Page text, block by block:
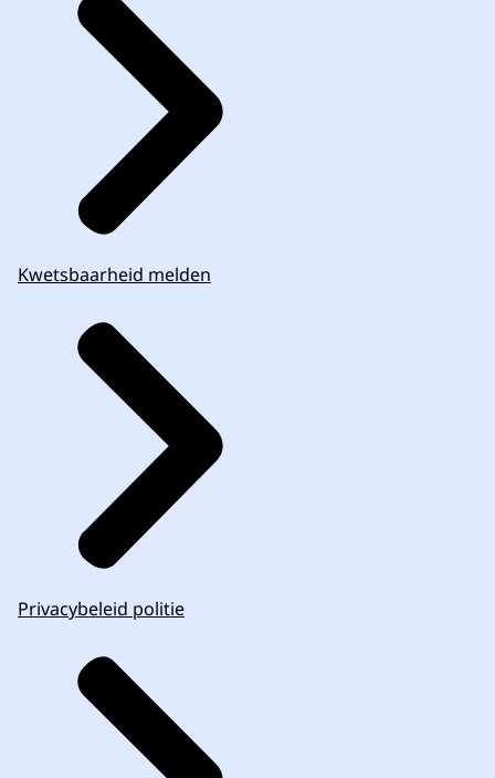
Kwetsbaarheid melden
Privacybeleid politie